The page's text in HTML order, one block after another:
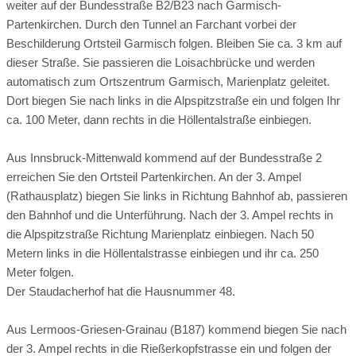
Energie sammeln. Im Zuhause auf Zeit.
Einladend. Gemütlich. Schmeichelnd.
Vom Einzelzimmer über das Doppelzimmer, der Junior-Suite
Whirlpool im Heustadl
Entspannungsliegen
Peeling, Seifenschaummassage und Ganzkörperölung.
Hot Stone Basaltsteinmassage
Für den Rücken.
Hot Stone Basaltsteinmassage
Für den ganzen Körper.
Abhyanga – Ganzkörper-Ölmassage inkl. Kopf- und
Gesichtsmassage
Die jahrtausendealte Philosophie der Veden wird in dieser
Massage vereint und macht sie zu einem Erlebnis für alle
Vinoble Reinigend – Salz-Traubenkern-Ganzkörperpeeling
Peeling aus Traubenkernen, Salz und intensiv pflegendem
Traubenkernöl.
Durch die gereinigte Hautoberfläche kann der Körper die
Fettsäuren des kaltgepressten Traubenkernöls ideal
aufnehmen.
Vinoble reinigend – mit kopf- und nacken-massage
Ganzkörperpeeling, Kopf- und Nacken-Massage
Vinoble reinigend – mit Ganzkörpermassage
Powerswing
Das multifunktionale Fitnessgerät ist für Jedermann gedacht
und gut geeignet für die Stabilisierung der Rücken-, Bauch-,
Gesäß- und Schultermuskulatur. Das Training mit
Koordinationsfähigkeit. Durch ein regelmäßiges Training mit
Powerswing wird das körperliche Wohlbefinden gesteigert.
Perfekt für einen Aktivurlaub im Staudacherhof.
Tiefenmuskulatur stärken wollen. Während die Beine und
Arme in einem Schlingensystem hängen, führt man parallel
Unterwegs auf den Spuren berühmter Philosophen
Perfekt geeignet für einen leichten Spaziergang. Auf dem
panoramareichen Wanderweg von St. Anton nach Farchant.
Partenkirchen. Und das Ammergebirge. Die Aussicht lässt
keine Langeweile aufkommen. Lädt zum intensiven Genießen
ein. Ebenso wie die zahlreichen Sitzbänke, die den Weg
säumen. Beschriftet mit Zitaten berühmter Philosophen. Hier
lohnt es sich, zwischendrin zu verweilen. Selbst, wenn der
Weg nicht anstrengend ist. Aber deswegen auch nicht
weniger schön! Ein Erlebnis für Jung und Alt. Für
Kinderwägen und Rollstuhlfahrer. Und für jede Jahreszeit eine
Strecke: 4,6 km
weiter auf der Bundesstraße B2/B23 nach Garmisch-
Partenkirchen. Durch den Tunnel an Farchant vorbei der
Beschilderung Ortsteil Garmisch folgen. Bleiben Sie ca. 3 km auf
dieser Straße. Sie passieren die Loisachbrücke und werden
automatisch zum Ortszentrum Garmisch, Marienplatz geleitet.
Dort biegen Sie nach links in die Alpspitzstraße ein und folgen Ihr
ca. 100 Meter, dann rechts in die Höllentalstraße einbiegen.
Aus Innsbruck-Mittenwald kommend auf der Bundesstraße 2
erreichen Sie den Ortsteil Partenkirchen. An der 3. Ampel
(Rathausplatz) biegen Sie links in Richtung Bahnhof ab, passieren
den Bahnhof und die Unterführung. Nach der 3. Ampel rechts in
die Alpspitzstraße Richtung Marienplatz einbiegen. Nach 50
Metern links in die Höllentalstrasse einbiegen und ihr ca. 250
Meter folgen.
Der Staudacherhof hat die Hausnummer 48.
Aus Lermoos-Griesen-Grainau (B187) kommend biegen Sie nach
der 3. Ampel rechts in die Rießerkopfstrasse ein und folgen der